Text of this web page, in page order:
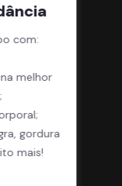
com:
melhor
gordura
mais!